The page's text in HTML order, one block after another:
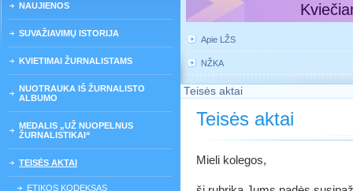
NAUJIENOS
SUVAŽIAVIMŲ ISTORIJA
KVIETIMAI ŽURNALISTAMS
NUOTRAUKA IŠ ŽURNALISTO
ALBUMO
MEDALIS „UŽ NUOPELNUS
ŽURNALISTIKAI“
TEISĖS AKTAI
ETIKOS KODEKSAS
Apie LŽS
NŽKA
Teisės aktai
Teisės aktai
Mieli kolegos,